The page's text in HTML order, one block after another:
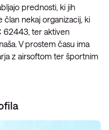
prednosti, ki jih
član nekaj organizacij, ki
62443, ter aktiven
V prostem času ima
z airsoftom ter športnim